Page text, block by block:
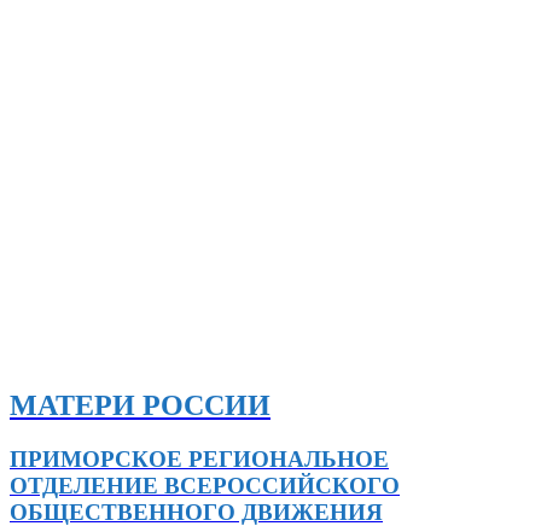
МАТЕРИ РОССИИ
ПРИМОРСКОЕ РЕГИОНАЛЬНОЕ
ОТДЕЛЕНИЕ ВСЕРОССИЙСКОГО
ОБЩЕСТВЕННОГО ДВИЖЕНИЯ